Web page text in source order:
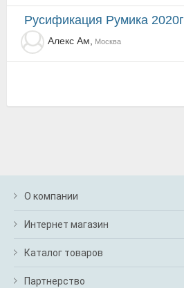
Русификация Румика 2020г
Алекс Ам, Москва
О компании
Интернет магазин
Каталог товаров
Партнерство